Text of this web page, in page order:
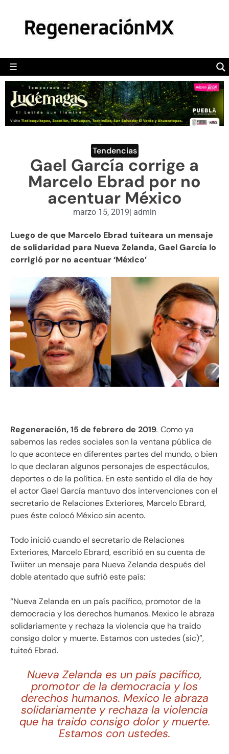
☰
POLÍTICA
CAMALEÓN
OPINIÓN
DEPORTES
ENGLISH SECTION
VIDEOS
Tendencias
Gael García corrige a
Marcelo Ebrad por no
acentuar México
marzo 15, 2019| admin
Luego de que Marcelo Ebrad tuiteara un mensaje
de solidaridad para Nueva Zelanda, Gael García lo
corrigió por no acentuar ‘México’
Regeneración, 15 de febrero de 2019. Como ya
sabemos las redes sociales son la ventana pública de
lo que acontece en diferentes partes del mundo, o bien
lo que declaran algunos personajes de espectáculos,
deportes o de la política. En este sentido el día de hoy
el actor Gael García mantuvo dos intervenciones con el
secretario de Relaciones Exteriores, Marcelo Ebrard,
pues éste colocó México sin acento.
Todo inició cuando el secretario de Relaciones
Exteriores, Marcelo Ebrard, escribió en su cuenta de
Twiiter un mensaje para Nueva Zelanda después del
doble atentado que sufrió este país:
“Nueva Zelanda en un país pacífico, promotor de la
democracia y los derechos humanos. Mexico le abraza
solidariamente y rechaza la violencia que ha traido
consigo dolor y muerte. Estamos con ustedes (sic)”,
tuiteó Ebrad.
Nueva Zelanda es un país pacífico,
promotor de la democracia y los
derechos humanos. Mexico le abraza
solidariamente y rechaza la violencia
que ha traido consigo dolor y muerte.
Estamos con ustedes.